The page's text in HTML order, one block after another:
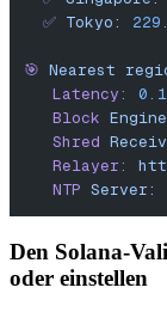
  ✅
Tokyo:
🎯 Nearest
   Latency:
   Block
   Shred
   Relayer:
   NTP
Server:
Den Solana-
oder einstellen